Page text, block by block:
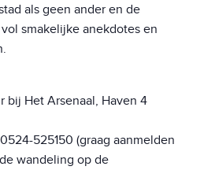
als geen ander en de
smakelijke anekdotes en
bij Het Arsenaal, Haven 4
525150 (graag aanmelden
wandeling op de